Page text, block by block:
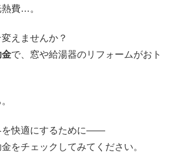
費…。
えませんか？
金で、窓や給湯器のリフォームがおト
を快適にするために——
をチェックしてみてください。